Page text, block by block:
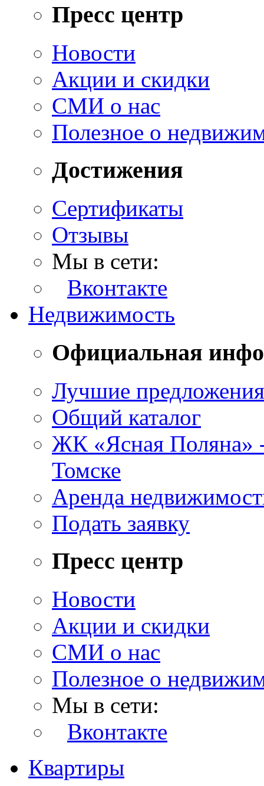
Пресс центр
Новости
Акции и скидки
СМИ о нас
Полезное о
Достижения
Сертификаты
Отзывы
Мы в сети:
Вконтакте
Недвижимость
Официальная
Лучшие предложения
Общий каталог
ЖК «Ясная Поляна»
Томске
Аренда
Подать заявку
Пресс центр
Новости
Акции и скидки
СМИ о нас
Полезное о
Мы в сети:
Вконтакте
Квартиры